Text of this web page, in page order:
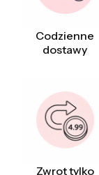
Codzienne
dostawy
Zwrot tylko